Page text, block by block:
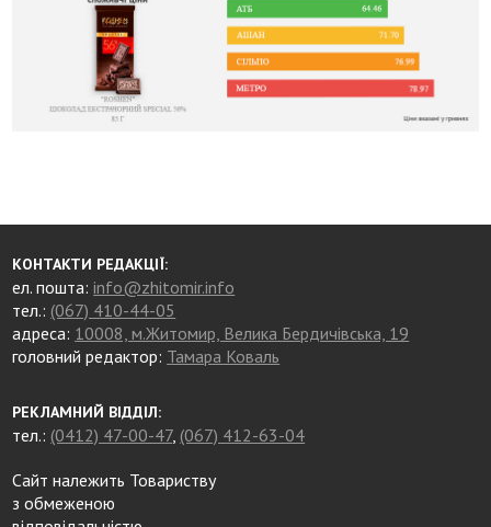
КОНТАКТИ РЕДАКЦІЇ:
ел. пошта:info@zhitomir.info
тел.: (067) 410-44-05
адреса: 10008, м.Житомир, Велика Бердичівська, 19
головний редактор: Тамара Коваль
РЕКЛАМНИЙ ВІДДІЛ:
тел.: (0412) 47-00-47, (067) 412-63-04
Сайт належить Товариству
з обмеженою